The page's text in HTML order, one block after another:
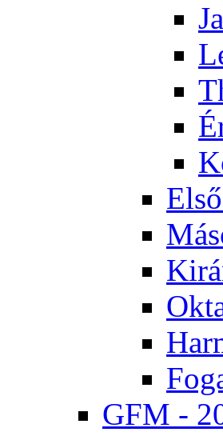
GFM -